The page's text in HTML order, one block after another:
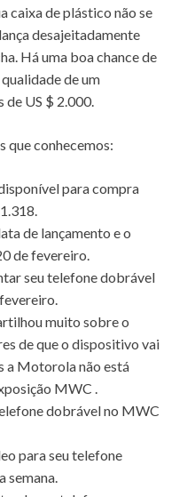
caixa de plástico não se
desajeitadamente
Há uma boa chance de
de um
US $ 2.000.
que conhecemos:
para compra
de lançamento e o
de fevereiro.
seu telefone dobrável
muito sobre o
de que o dispositivo vai
a Motorola não está
MWC .
dobrável no MWC
para seu telefone
semana.